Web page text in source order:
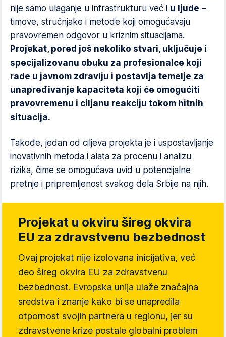
nije samo ulaganje u infrastrukturu već i u ljude –
timove, stručnjake i metode koji omogućavaju
pravovremen odgovor u kriznim situacijama.
Projekat, pored još nekoliko stvari, uključuje i
specijalizovanu obuku za profesionalce koji
rade u javnom zdravlju i postavlja temelje za
unapređivanje kapaciteta koji će omogućiti
pravovremenu i ciljanu reakciju tokom hitnih
situacija.
Takođe, jedan od ciljeva projekta je i uspostavljanje
inovativnih metoda i alata za procenu i analizu
rizika, čime se omogućava uvid u potencijalne
pretnje i pripremljenost svakog dela Srbije na njih.
Projekat u okviru šireg okvira
EU za zdravstvenu bezbednost
Ovaj projekat nije izolovana inicijativa, već
deo šireg okvira EU za zdravstvenu
bezbednost. Evropska unija ulaže značajna
sredstva i znanje kako bi se unapredila
otpornost svojih partnera u regionu, jer su
zdravstvene krize postale globalni problem